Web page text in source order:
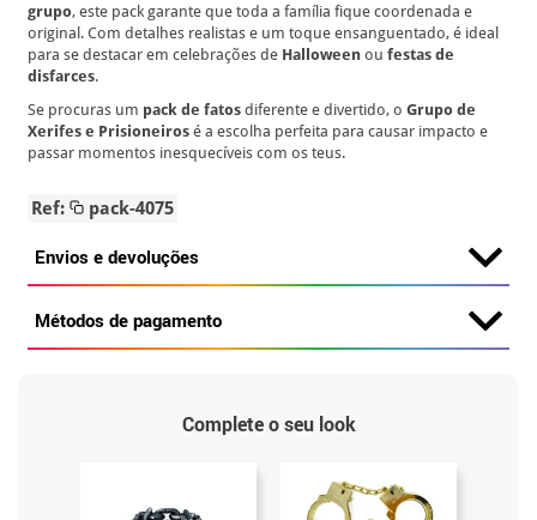
grupo, este pack garante que toda a família fique coordenada e
original. Com detalhes realistas e um toque ensanguentado, é ideal
para se destacar em celebrações de Halloween oufestas de
disfarces.
Se procuras um pack de fatos diferente e divertido, oGrupo de
Xerifes e Prisioneiros é a escolha perfeita para causar impacto e
passar momentos inesquecíveis com os teus.
Ref: pack-4075
Envios e devoluções
Métodos de pagamento
Complete o seu look